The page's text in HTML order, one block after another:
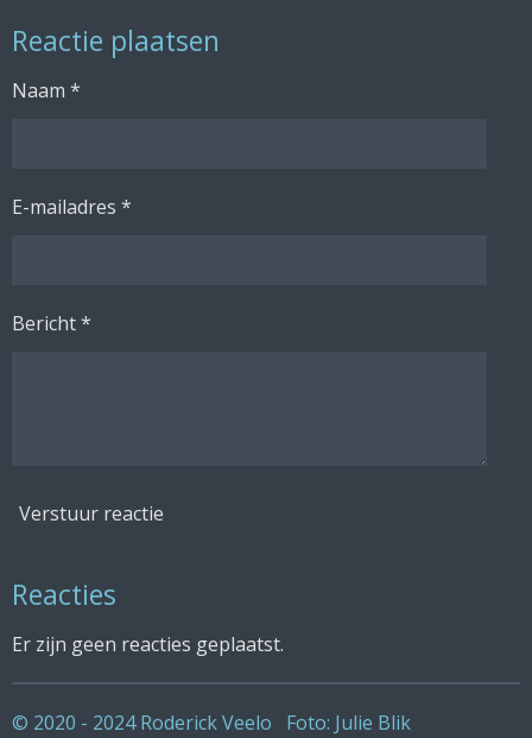
e
n
l
r
e
e
n
Reactie plaatsen
Naam *
E-mailadres *
Bericht *
Verstuur reactie
Reacties
Er zijn geen reacties geplaatst.
© 2020 - 2024 Roderick Veelo Foto: Julie Blik